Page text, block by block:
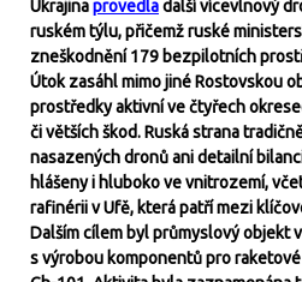
Ukrajinaprovedladalší vícevlnový
ruském týlu, přičemž ruské
zneškodnění 179 bezpilotních
Útok zasáhl mimo jiné Rostovskou
prostředky aktivní ve čtyřech
či větších škod. Ruská strana
nasazených dronů ani detailní
hlášeny i hluboko ve vnitrozemí,
rafinérii v Ufě, která patří mezi
Dalším cílem byl průmyslový objekt
s výrobou komponentů pro